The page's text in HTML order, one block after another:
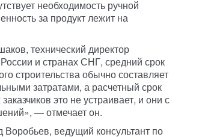
необходимость ручной
за продукт лежит на
технический директор
и странах СНГ, средний срок
строительства обычно составляет
затратами, а расчетный срок
это не устраивает, и они с
—отмечает он.
ведущий консультант по